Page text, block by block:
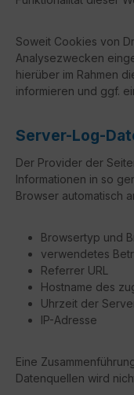
Soweit Cookies von
Analysezwecken
hierüber im Rahmen
informieren und ggf.
Server-Log-
Der Provider der
Informationen in so
Browser automatisch
Browsertyp und
verwendetes
Referrer URL
Hostname des
Uhrzeit der
IP-Adresse
Eine
Datenquellen wird